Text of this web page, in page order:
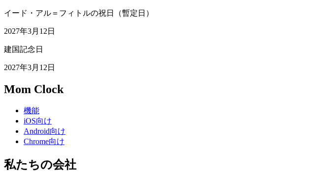
イード・アル＝フィトルの祝日（暫定日）
2027年3月12日
建国記念日
2027年3月12日
Mom Clock
機能
iOS向け
Android向け
Chrome向け
私たちの会社